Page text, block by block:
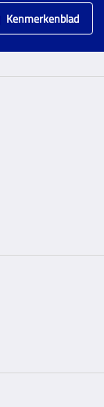
Kenmerkenblad